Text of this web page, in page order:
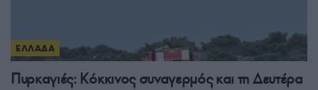
ΕΛΛΑΔΑ
Πυρκαγιές: Κόκκινος συναγερμός και τη Δευτέρα